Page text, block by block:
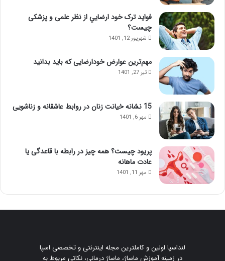
فواید ترک خود ارضايي از نظر علمی و پزشکی
چیست؟
شهریور 12, 1401
مهم‌ترین عوارض خودارضایی که باید بدانید
تیر 27, 1401
15 نشانه خیانت زنان در روابط عاشقانه و زناشویی
مهر 6, 1401
پریود چیست؟ همه چیز در رابطه با قاعدگی یا
عادت ماهانه
مهر 11, 1401
لنداسپا اولین و کاملترین مجله اینترنتی و تخصصی اسپا
در زمینه آموزش ماساژ، ماساژ درمانی، نکاتی مربوط به